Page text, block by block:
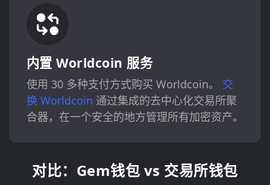
内置 Worldcoin 服务
使用 30 多种支付方式购买 Worldcoin。 交
换 Worldcoin 通过集成的去中心化交易所聚
合器，在一个安全的地方管理所有加密资产。
对比：Gem钱包 vs 交易所钱包